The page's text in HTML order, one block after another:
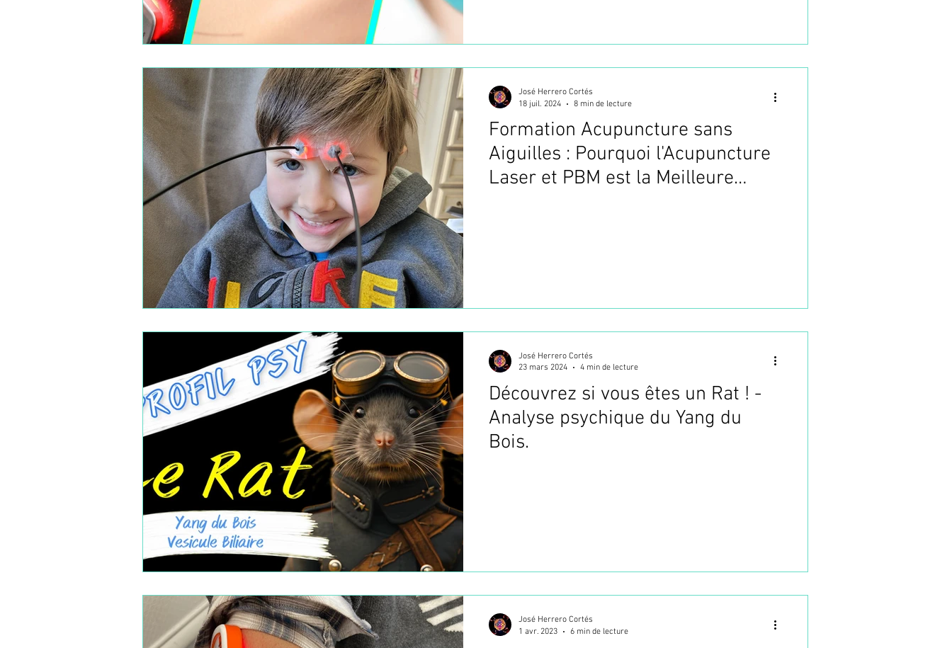
Formation Acupuncture sans
Aiguilles : Pourquoi l'Acupuncture
Laser et PBM est la Meilleure
José Herrero Cortés
18 juil. 2024
8 min de lecture
Découvrez si vous êtes un Rat ! -
Analyse psychique du Yang du
Bois.
José Herrero Cortés
23 mars 2024
4 min de lecture
José Herrero Cortés
1 avr. 2023
6 min de lecture